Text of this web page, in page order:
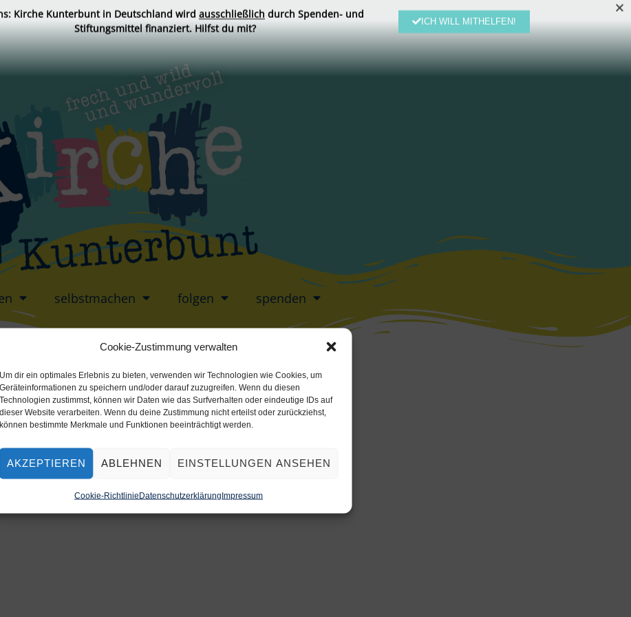
Cookie-Zustimmung verwalten
Um dir ein optimales Erlebnis zu bieten, verwenden wir Technologien wie Cookies, um
Geräteinformationen zu speichern und/oder darauf zuzugreifen. Wenn du diesen
Technologien zustimmst, können wir Daten wie das Surfverhalten oder eindeutige IDs auf
dieser Website verarbeiten. Wenn du deine Zustimmung nicht erteilst oder zurückziehst,
können bestimmte Merkmale und Funktionen beeinträchtigt werden.
AKZEPTIEREN ABLEHNEN EINSTELLUNGEN ANSEHEN
Cookie-RichtlinieDatenschutzerklärungImpressum
selbstmachen folgen spenden
Kontext
Kirche Kunterbunt in Deutschland wird ausschließlich durch Spenden- und
Stiftungsmittel finanziert. Hilfst du mit?
ICH WILL MITHELFEN!